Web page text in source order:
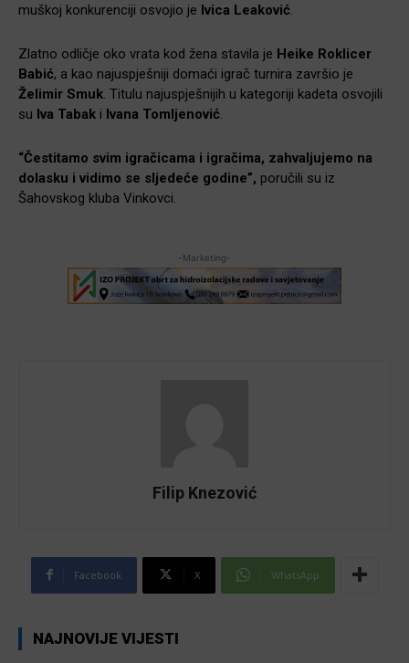
muškoj konkurenciji osvojio je Ivica Leaković
Zlatno odličje oko vrata kod žena stavila je Heike Roklicer
Babić, a kao najuspješniji domaći igrač turnira završio je
Želimir Smuk . Titulu najuspješnijih u kategoriji kadeta osvojili
su Iva Tabak i Ivana Tomljenović
“Čestitamo svim igračicama i igračima, zahvaljujemo na
dolasku i vidimo se sljedeće godine”, poručili su iz
Šahovskog kluba Vinkovci.
-Marketing-
Filip Knezović
Facebook X WhatsApp
NAJNOVIJE VIJESTI